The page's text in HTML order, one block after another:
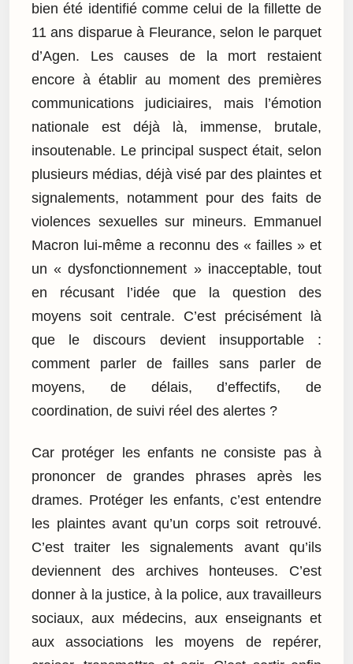
bien été identifié comme celui de la fillette de
11 ans disparue à Fleurance, selon le parquet
d’Agen. Les causes de la mort restaient
encore à établir au moment des premières
communications judiciaires, mais l’émotion
nationale est déjà là, immense, brutale,
insoutenable. Le principal suspect était, selon
plusieurs médias, déjà visé par des plaintes et
signalements, notamment pour des faits de
violences sexuelles sur mineurs. Emmanuel
Macron lui-même a reconnu des « failles » et
un « dysfonctionnement » inacceptable, tout
en récusant l’idée que la question des
moyens soit centrale. C’est précisément là
que le discours devient insupportable :
comment parler de failles sans parler de
moyens, de délais, d’effectifs, de
coordination, de suivi réel des alertes ?
Car protéger les enfants ne consiste pas à
prononcer de grandes phrases après les
drames. Protéger les enfants, c’est entendre
les plaintes avant qu’un corps soit retrouvé.
C’est traiter les signalements avant qu’ils
deviennent des archives honteuses. C’est
donner à la justice, à la police, aux travailleurs
sociaux, aux médecins, aux enseignants et
aux associations les moyens de repérer,